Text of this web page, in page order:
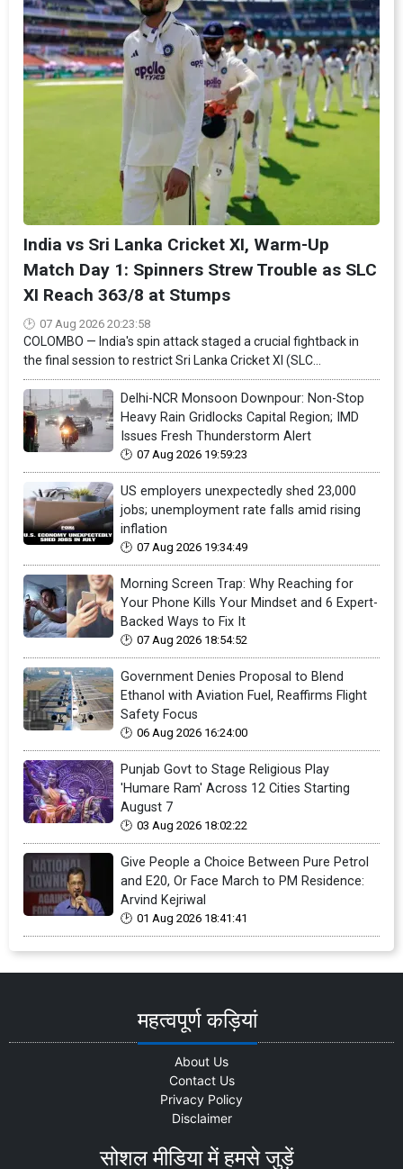
India vs Sri Lanka Cricket XI, Warm-Up
Match Day 1: Spinners Strew Trouble as SLC
XI Reach 363/8 at Stumps
07 Aug 2026 20:23:58
COLOMBO — India's spin attack staged a crucial fightback in
the final session to restrict Sri Lanka Cricket XI (SLC...
Delhi-NCR Monsoon Downpour: Non-Stop
Heavy Rain Gridlocks Capital Region; IMD
Issues Fresh Thunderstorm Alert
07 Aug 2026 19:59:23
US employers unexpectedly shed 23,000
jobs; unemployment rate falls amid rising
inflation
07 Aug 2026 19:34:49
Morning Screen Trap: Why Reaching for
Your Phone Kills Your Mindset and 6 Expert-
Backed Ways to Fix It
07 Aug 2026 18:54:52
Government Denies Proposal to Blend
Ethanol with Aviation Fuel, Reaffirms Flight
Safety Focus
06 Aug 2026 16:24:00
Punjab Govt to Stage Religious Play
'Humare Ram' Across 12 Cities Starting
August 7
03 Aug 2026 18:02:22
Give People a Choice Between Pure Petrol
and E20, Or Face March to PM Residence:
Arvind Kejriwal
01 Aug 2026 18:41:41
महत्वपूर्ण कड़ियां
About Us
Contact Us
Privacy Policy
Disclaimer
सोशल मीडिया में हमसे जुड़ें